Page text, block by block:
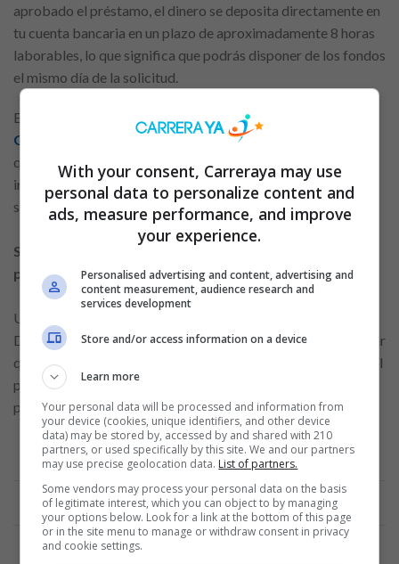
aprobado el préstamo, el dinero se deposita directamente en
tu cuenta bancaria en un plazo de aproximadamente 8 horas
laborables, lo que significa que podrás disponer de los fondos
el mismo día de la solicitud.
Esta rapidez en la entrega convierte alPréstamo Rápido
Online
Sin Documentos de BBVA en una solución ideal para
quienes necesitan acceder a recursos financieros de
inmediato, sin esperas prolongadas y con el respaldo de un
sistema confiable y seguro.
Sin comisiones de cancelación y reducción de intereses
para clientes
Una ventaja adicional del Préstamo Rápido Online Sin
Documentos de BBVA es la flexibilidad que ofrece al permitir
que el usuario que haya firmado el contrato pueda desistir del
préstamo sin pagar comisión de cancelación dentro de un
plazo de 14 días naturales desde la firma del contrato.
With your consent, Carreraya may use
personal data to personalize content and
ads, measure performance, and improve
your experience.
Personalised advertising and content, advertising and
content measurement, audience research and
services development
Store and/or access information on a device
Learn more
Your personal data will be processed and information from
your device (cookies, unique identifiers, and other device
data) may be stored by, accessed by and shared with 210
partners, or used specifically by this site. We and our partners
may use precise geolocation data. List of partners.
Some vendors may process your personal data on the basis
of legitimate interest, which you can object to by managing
your options below. Look for a link at the bottom of this page
or in the site menu to manage or withdraw consent in privacy
and cookie settings.